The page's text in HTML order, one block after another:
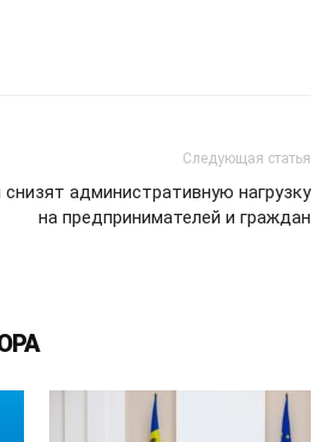
Следующая статья
снизят административную нагрузку
на предпринимателей и граждан